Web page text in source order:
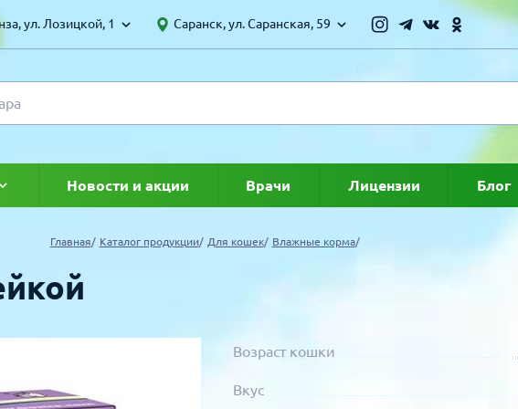
ул. Лозицкой, 1 Саранск, ул. Саранская, 59
Новости и акции Врачи Лицензии Блог
Главная Каталог продукции Для кошек Влажные корма
Возраст кошки
Вкус